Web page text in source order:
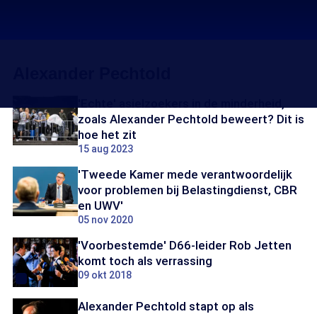
zoals Alexander Pechtold beweert? Dit is
hoe het zit
15 aug 2023
'Tweede Kamer mede verantwoordelijk
voor problemen bij Belastingdienst, CBR
en UWV'
05 nov 2020
'Voorbestemde' D66-leider Rob Jetten
komt toch als verrassing
09 okt 2018
Alexander Pechtold stapt op als